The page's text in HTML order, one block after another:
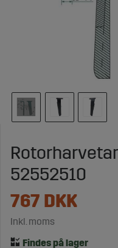
52552510
767 DKK
Inkl. moms